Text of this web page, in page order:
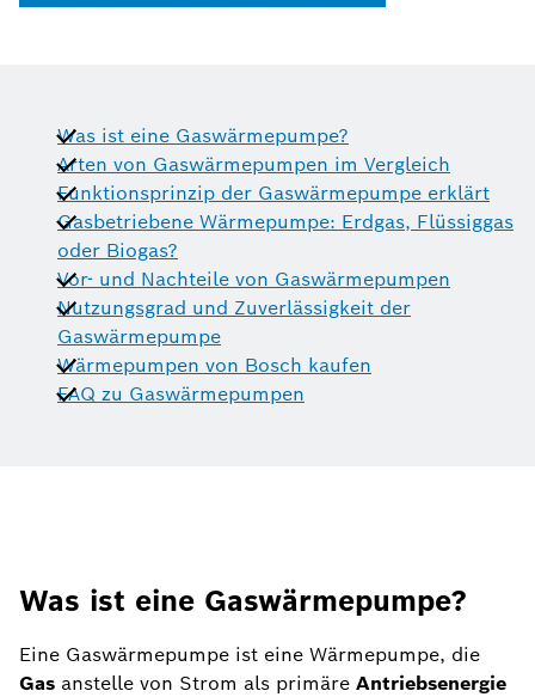
Was ist eine Gaswärmepumpe?
Arten von Gaswärmepumpen im Vergleich
Funktionsprinzip der Gaswärmepumpe erklärt
Gasbetriebene Wärmepumpe: Erdgas, Flüssiggas
oder Biogas?
Vor- und Nachteile von Gaswärmepumpen
Nutzungsgrad und Zuverlässigkeit der
Gaswärmepumpe
Wärmepumpen von Bosch kaufen
FAQ zu Gaswärmepumpen
Was ist eine Gaswärmepumpe?
Eine Gaswärmepumpe ist eine Wärmepumpe, die
Gas anstelle von Strom als primäre Antriebsenergie